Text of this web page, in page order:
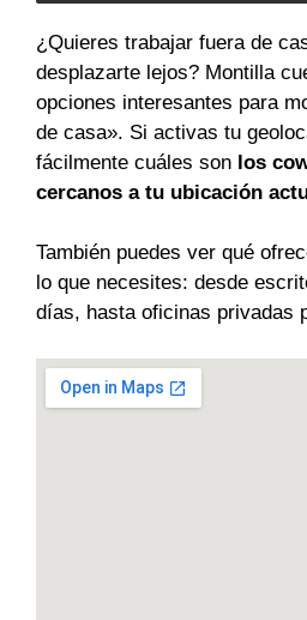
¿Quieres trabajar fuera de
desplazarte lejos? Montilla
opciones interesantes para
de casa». Si activas tu
fácilmente cuáles son los
cercanos a tu ubicación
También puedes ver qué
lo que necesites: desde
días, hasta oficinas privadas